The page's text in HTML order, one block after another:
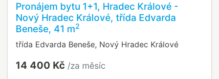
Pronájem bytu 1+1, Hradec Králové -
Nový Hradec Králové, třída Edvarda
Beneše, 41 m2
třída Edvarda Beneše, Nový Hradec Králové
14 400 Kč /za měsíc